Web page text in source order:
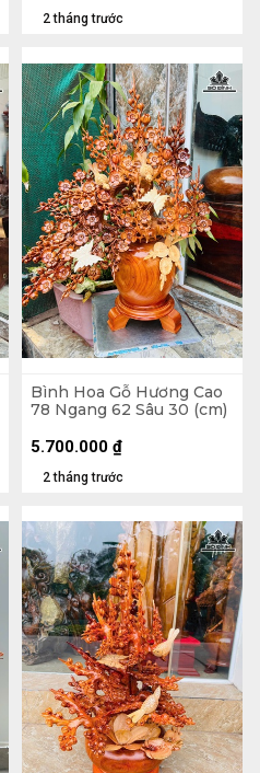
2 tháng trước
Bình Hoa Gỗ Hương Cao
78 Ngang 62 Sâu 30 (cm)
2 tháng trước
5.700.000 ₫